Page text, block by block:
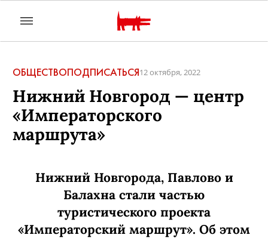
ОБЩЕСТВОПОДПИСАТЬСЯ12 октября, 2022
Нижний Новгород — центр
«Императорского
маршрута»
Нижний Новгорода, Павлово и
Балахна стали частью
туристического проекта
«Императорский маршрут». Об этом